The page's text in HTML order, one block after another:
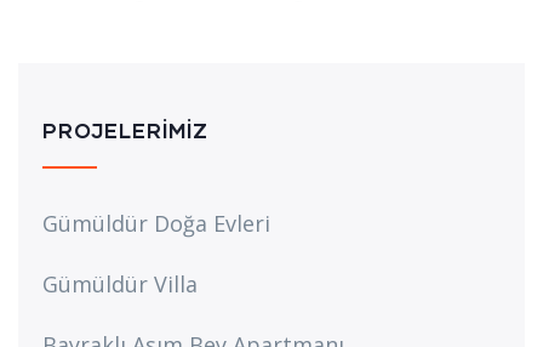
PROJELERIMIZ
Gümüldür Doğa Evleri
Gümüldür Villa